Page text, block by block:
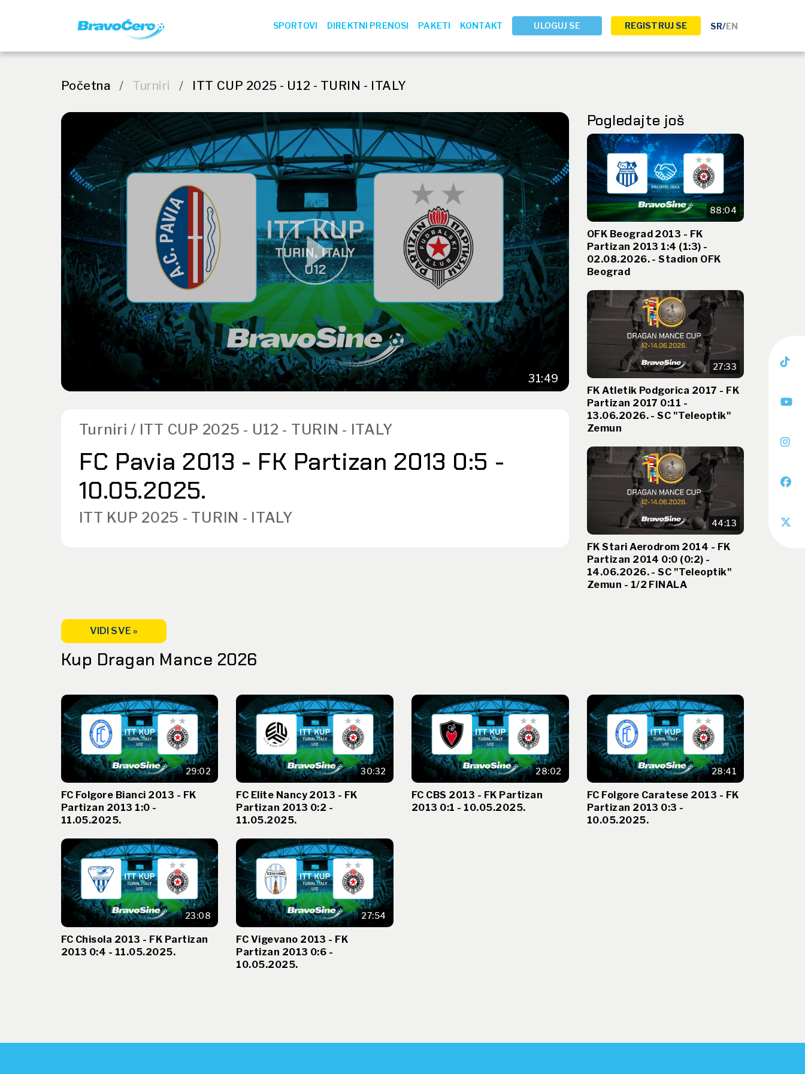
SPORTOVI DIREKTNI PRENOSI PAKETI KONTAKT ULOGUJ SE REGISTRUJ SE SR/EN
Početna / Turniri / ITT CUP 2025 - U12 - TURIN - ITALY
31:49
Turniri / ITT CUP 2025 - U12 - TURIN - ITALY
FC Pavia 2013 - FK Partizan 2013 0:5 -
10.05.2025.
ITT KUP 2025 - TURIN - ITALY
Pogledajte još
88:04
OFK Beograd 2013 - FK
Partizan 2013 1:4 (1:3) -
02.08.2026. - Stadion OFK
Beograd
27:33
FK Atletik Podgorica 2017 - FK
Partizan 2017 0:11 -
13.06.2026. - SC "Teleoptik"
Zemun
44:13
FK Stari Aerodrom 2014 - FK
Partizan 2014 0:0 (0:2) -
14.06.2026. - SC "Teleoptik"
Zemun - 1/2 FINALA
VIDI SVE »
Kup Dragan Mance 2026
29:02
FC Folgore Bianci 2013 - FK
Partizan 2013 1:0 -
11.05.2025.
30:32
FC Elite Nancy 2013 - FK
Partizan 2013 0:2 -
11.05.2025.
28:02
FC CBS 2013 - FK Partizan
2013 0:1 - 10.05.2025.
28:41
FC Folgore Caratese 2013 - FK
Partizan 2013 0:3 -
10.05.2025.
23:08
FC Chisola 2013 - FK Partizan
2013 0:4 - 11.05.2025.
27:54
FC Vigevano 2013 - FK
Partizan 2013 0:6 -
10.05.2025.